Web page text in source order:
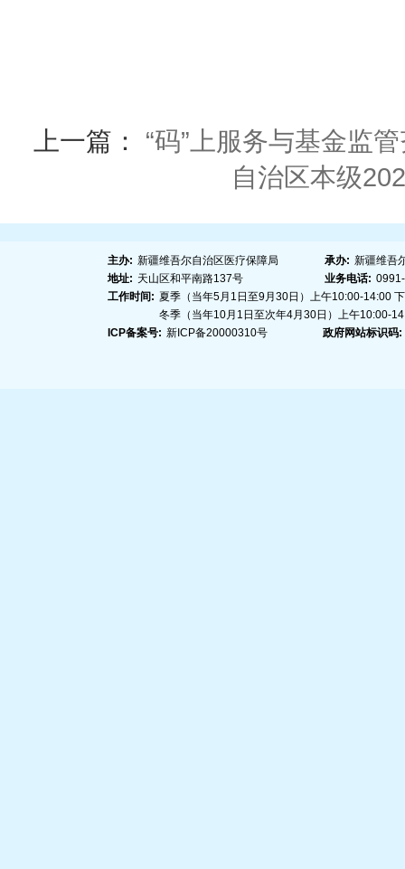
上一篇： “码”上服务与基金监
自治区本级
主办: 新疆维吾尔自治区医疗保障局 承办: 新疆维吾
地址: 天山区和平南路137号 业务电话:
工作时间: 夏季（当年5月1日至9月30日）上午10:00-14:00
冬季（当年10月1日至次年4月30日）上午10:00-
ICP备案号: 新ICP备20000310号 政府网站标识码: